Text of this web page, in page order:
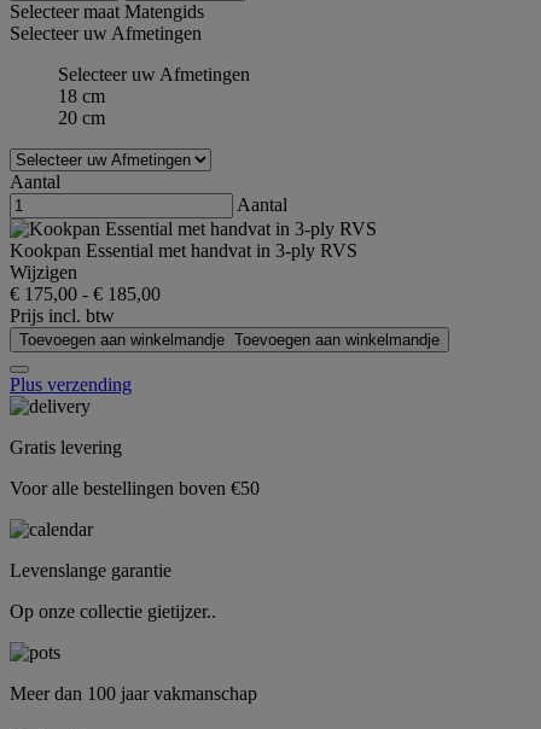
Selecteer maatMatengids
Selecteer uw Afmetingen
Selecteer uw Afmetingen
18 cm
20 cm
Aantal
Aantal
Kookpan Essential met handvat in 3-ply RVS
Wijzigen
€ 175,00 - € 185,00
Prijs incl. btw
Toevoegen aan winkelmandje Toevoegen aan winkelmandje
Plus verzending
Gratis levering
Voor alle bestellingen boven €50
Levenslange garantie
Op onze collectie gietijzer..
Meer dan 100 jaar vakmanschap